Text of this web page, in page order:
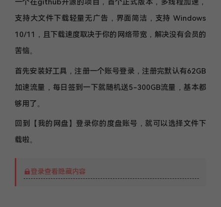
一个在github开源的项目，首个正式版本，多线程加速，
支持大文件下载轻量无广告，界面简洁，支持 Windows
10/11，且下载速度取决于你的网络带宽，解决没有会员的
苦恼。
首先安装好工具，注册一个账号登录，注册完默认有62GB
加速流量，每日签到一下就随机送5-300GB流量，基本都
够用了。
回到【我的网盘】登录你的度盘账号，就可以选择文件下
载啦。
登录查看隐藏内容